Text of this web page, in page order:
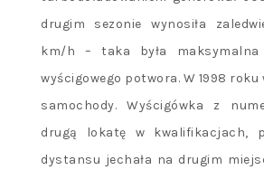
drugim sezonie wynosiła
km/h – taka była maksymalna
wyścigowego potwora. W 1998
samochody. Wyścigówka z
drugą lokatę w kwalifikacjach,
dystansu jechała na drugim